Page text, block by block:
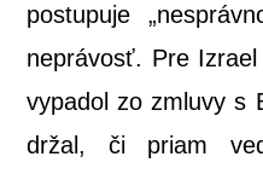
postu­pu­je
neprá­vosť. Pre
vypa­dol zo zmlu­vy s
dr­žal, či priam